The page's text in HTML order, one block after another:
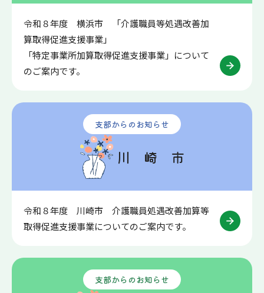
令和８年度 横浜市 「介護職員等処遇改善加
算取得促進支援事業」
「特定事業所加算取得促進支援事業」について
のご案内です。
支部からのお知らせ
川 崎 市
令和８年度 川崎市 介護職員処遇改善加算等
取得促進支援事業についてのご案内です。
支部からのお知らせ